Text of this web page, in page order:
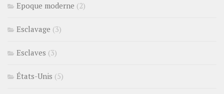
Epoque moderne (2)
Esclavage (3)
Esclaves (3)
États-Unis (5)